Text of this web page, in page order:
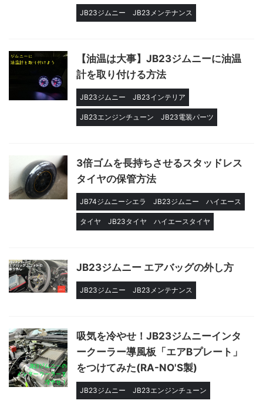
JB23ジムニー JB23メンテナンス
【油温は大事】JB23ジムニーに油温
計を取り付ける方法
JB23ジムニー JB23インテリア
JB23エンジンチューン JB23電装パーツ
3倍ゴムを長持ちさせるスタッドレス
タイヤの保管方法
JB74ジムニーシエラ JB23ジムニー ハイエース
タイヤ JB23タイヤ ハイエースタイヤ
JB23ジムニー エアバッグの外し方
JB23ジムニー JB23メンテナンス
吸気を冷やせ！JB23ジムニーインタ
ークーラー導風板「エアBプレート」
をつけてみた(RA-NO'S製)
JB23ジムニー JB23エンジンチューン